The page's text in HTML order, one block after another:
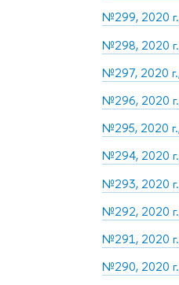
№299, 2020
№298, 2020
№297, 2020
№296, 2020
№295, 2020
№294, 2020
№293, 2020
№292, 2020
№291, 2020
№290, 2020